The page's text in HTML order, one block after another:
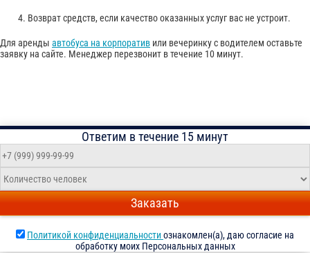
Возврат средств, если качество оказанных услуг вас не устроит.
Для аренды автобуса на корпоратив или вечеринку с водителем оставьте
заявку на сайте. Менеджер перезвонит в течение 10 минут.
Ответим в течение 15 минут
Заказать
Политикой конфиденциальностиознакомлен(а), даю согласие на
обработку моих Персональных данных